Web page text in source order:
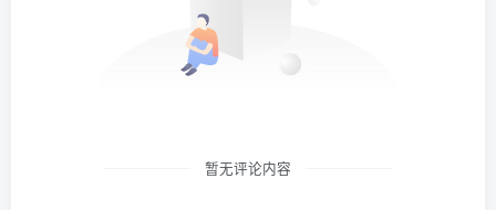
暂无评论内容